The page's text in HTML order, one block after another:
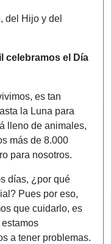
del Hijo y del
celebramos el Día
es tan
la Luna para
lleno de animales,
más de 8.000
para nosotros.
días, ¿por qué
Pues por eso,
que cuidarlo, es
a tener problemas.